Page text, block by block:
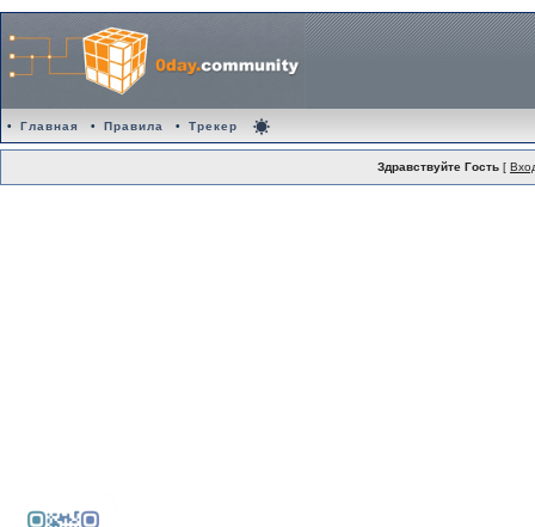
• Главная • Правила • Трекер
Здравствуйте Гость [